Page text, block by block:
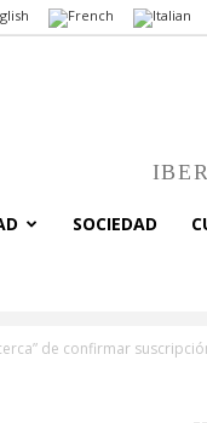
SOCIEDAD
de confirmar